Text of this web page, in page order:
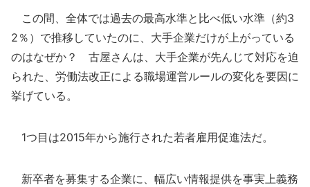
この間、全体では過去の最高水準と比べ低い水準（約3
2％）で推移していたのに、大手企業だけが上がっている
のはなぜか？ 古屋さんは、大手企業が先んじて対応を迫
られた、労働法改正による職場運営ルールの変化を要因に
挙げている。
1つ目は2015年から施行された若者雇用促進法だ。
新卒者を募集する企業に、幅広い情報提供を事実上義務